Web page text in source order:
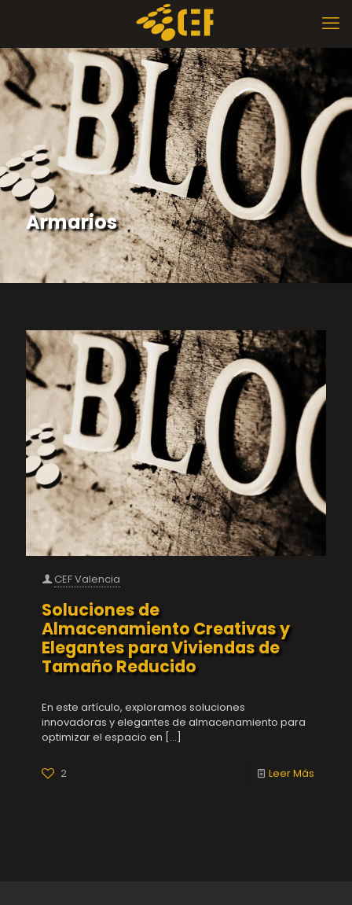
Armarios
CEF Valencia
Soluciones de
Almacenamiento Creativas y
Elegantes para Viviendas de
Tamaño Reducido
En este artículo, exploramos soluciones
innovadoras y elegantes de almacenamiento para
optimizar el espacio en […]
2 Leer Más